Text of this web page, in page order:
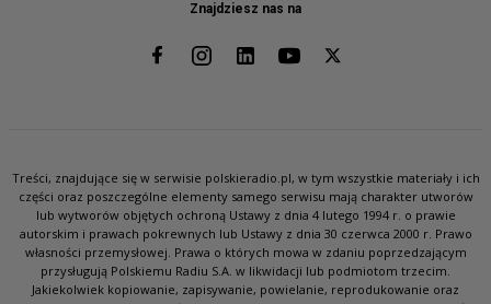
Znajdziesz nas na
Treści, znajdujące się w serwisie polskieradio.pl, w tym wszystkie materiały i ich
części oraz poszczególne elementy samego serwisu mają charakter utworów
lub wytworów objętych ochroną Ustawy z dnia 4 lutego 1994 r. o prawie
autorskim i prawach pokrewnych lub Ustawy z dnia 30 czerwca 2000 r. Prawo
własności przemysłowej. Prawa o których mowa w zdaniu poprzedzającym
przysługują Polskiemu Radiu S.A. w likwidacji lub podmiotom trzecim.
Jakiekolwiek kopiowanie, zapisywanie, powielanie, reprodukowanie oraz